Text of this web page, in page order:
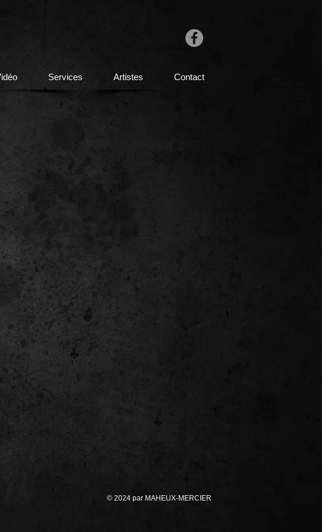
Services Artistes Contact
© 2024 par MAHEUX-MERCIER